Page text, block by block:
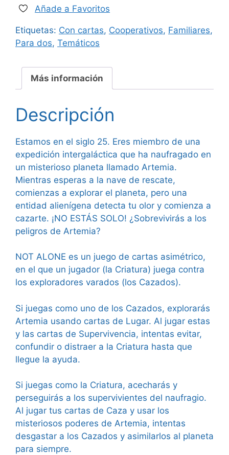
Añade a Favoritos
Etiquetas: Con cartas, Cooperativos, Familiares,
Para dos, Temáticos
Más información
Descripción
Estamos en el siglo 25. Eres miembro de una
expedición intergaláctica que ha naufragado en
un misterioso planeta llamado Artemia.
Mientras esperas a la nave de rescate,
comienzas a explorar el planeta, pero una
entidad alienígena detecta tu olor y comienza a
cazarte. ¡NO ESTÁS SOLO! ¿Sobrevivirás a los
peligros de Artemia?
NOT ALONE es un juego de cartas asimétrico,
en el que un jugador (la Criatura) juega contra
los exploradores varados (los Cazados).
Si juegas como uno de los Cazados, explorarás
Artemia usando cartas de Lugar. Al jugar estas
y las cartas de Supervivencia, intentas evitar,
confundir o distraer a la Criatura hasta que
llegue la ayuda.
Si juegas como la Criatura, acecharás y
perseguirás a los supervivientes del naufragio.
Al jugar tus cartas de Caza y usar los
misteriosos poderes de Artemia, intentas
desgastar a los Cazados y asimilarlos al planeta
para siempre.